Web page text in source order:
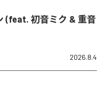
(feat. 初音ミク & 重音
2026.8.4